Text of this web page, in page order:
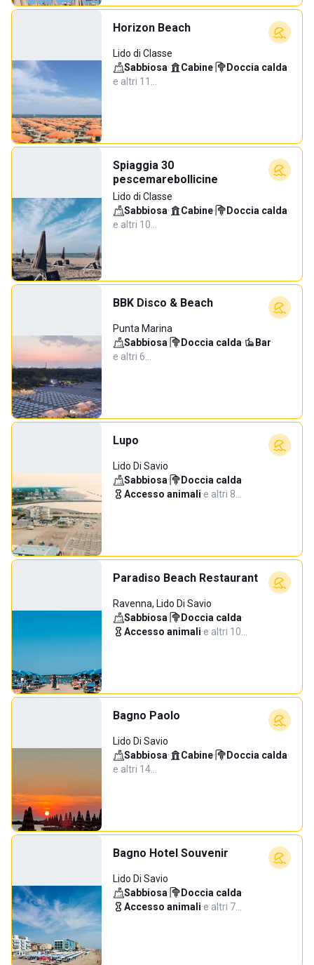
Horizon Beach
Lido di Classe
Sabbiosa· Cabine· Doccia calda·
e altri 11…
Spiaggia 30
pescemarebollicine
Lido di Classe
Sabbiosa· Cabine· Doccia calda·
e altri 10…
BBK Disco & Beach
Punta Marina
Sabbiosa· Doccia calda· Bar·
e altri 6…
Lupo
Lido Di Savio
Sabbiosa· Doccia calda·
Accesso animali·e altri 8…
Paradiso Beach Restaurant
Ravenna, Lido Di Savio
Sabbiosa· Doccia calda·
Accesso animali·e altri 10…
Bagno Paolo
Lido Di Savio
Sabbiosa· Cabine· Doccia calda·
e altri 14…
Bagno Hotel Souvenir
Lido Di Savio
Sabbiosa· Doccia calda·
Accesso animali·e altri 7…